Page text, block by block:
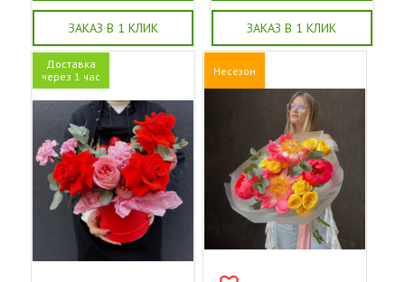
ЗАКАЗ В 1 КЛИК ЗАКАЗ В 1 КЛИК
Доставка
через 1 час
Несезон